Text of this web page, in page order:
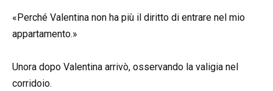
«Perché Valentina non ha più il diritto di entrare nel mio
appartamento.»
Unora dopo Valentina arrivò, osservando la valigia nel
corridoio.